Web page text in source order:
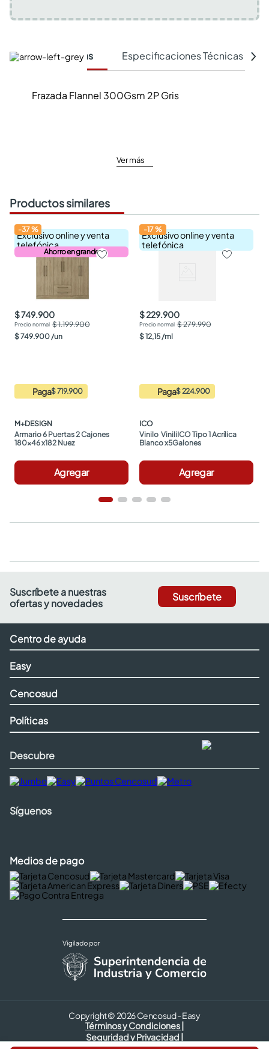
Características Especificaciones Técnicas
Frazada Flannel 300Gsm 2P Gris
Ver más
Productos similares
Exclusivo online y venta
telefónica
Ahorro en grande
-37%
$ 749.900
$ 1.199.900
$749.900 /un
Paga$ 719.900
M+DESIGN
Armario 6 Puertas 2 Cajones
180x46 x182 Nuez
Agregar
Exclusivo online y venta
telefónica
-17%
$ 229.900
$ 279.990
$12,15 /ml
Paga$ 224.900
ICO
Vinilo  ViniliICO Tipo 1 Acrílica
Blanco x5Galones
Agregar
Suscríbete a nuestras
ofertas y novedades
Suscríbete
Centro de ayuda
Easy
Cencosud
Políticas
Descubre
Síguenos
Medios de pago
Copyright © 2026 Cencosud - Easy
Términos y Condiciones |
Seguridad y Privacidad |